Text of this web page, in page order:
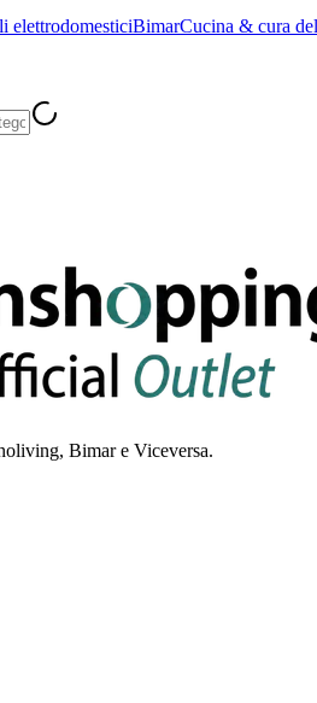
elettrodomesticiBimarCucina & cura
Bimar e Viceversa.